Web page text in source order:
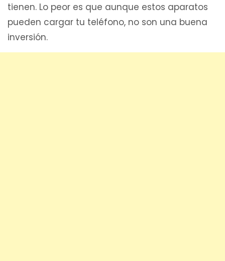
tienen. Lo peor es que aunque estos aparatos
pueden cargar tu teléfono, no son una buena
inversión.